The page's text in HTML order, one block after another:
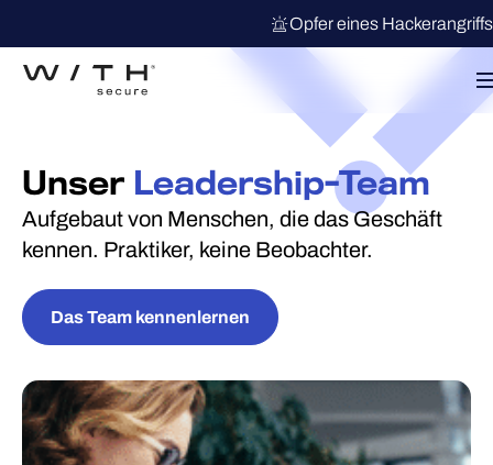
Opfer eines
Unser Leadership-Team
Aufgebaut von Menschen, die das Geschäft
kennen. Praktiker, keine Beobachter.
Das Team kennenlernen